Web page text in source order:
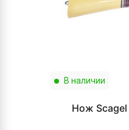
В наличии
Нож Scagel